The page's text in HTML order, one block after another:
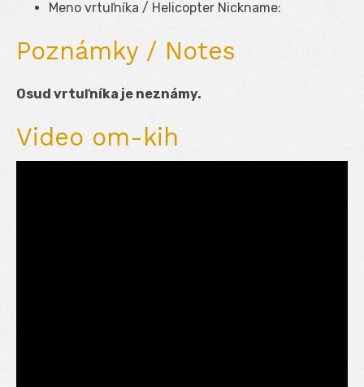
Meno vrtuľníka / Helicopter Nickname:
Poznámky / Notes
Osud vrtuľníka je neznámy.
Video om-kih